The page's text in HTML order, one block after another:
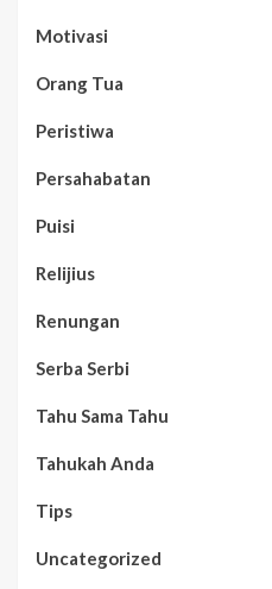
Motivasi
Orang Tua
Peristiwa
Persahabatan
Puisi
Relijius
Renungan
Serba Serbi
Tahu Sama Tahu
Tahukah Anda
Tips
Uncategorized